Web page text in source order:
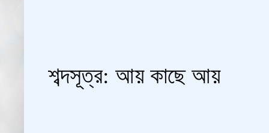
শব্দসূত্র: আয় কাছে আয়